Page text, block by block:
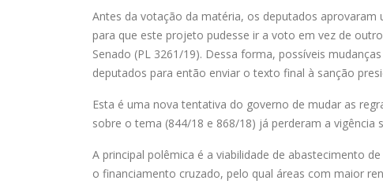
Antes da votação da matéria, os deputados aprovaram
para que este projeto pudesse ir a voto em vez de
Senado (PL 3261/19). Dessa forma, possíveis
deputados para então enviar o texto final à sanção
Esta é uma nova tentativa do governo de mudar as
sobre o tema (844/18 e 868/18) já perderam a vigência
A principal polêmica é a viabilidade de abastecimento
o financiamento cruzado, pelo qual áreas com maior